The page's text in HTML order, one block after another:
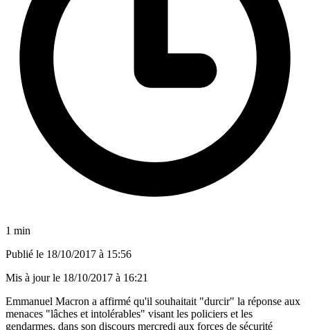
1 min
Publié le 18/10/2017 à 15:56
Mis à jour le 18/10/2017 à 16:21
Emmanuel Macron a affirmé qu'il souhaitait "durcir" la réponse aux
menaces "lâches et intolérables" visant les policiers et les
gendarmes, dans son discours mercredi aux forces de sécurité